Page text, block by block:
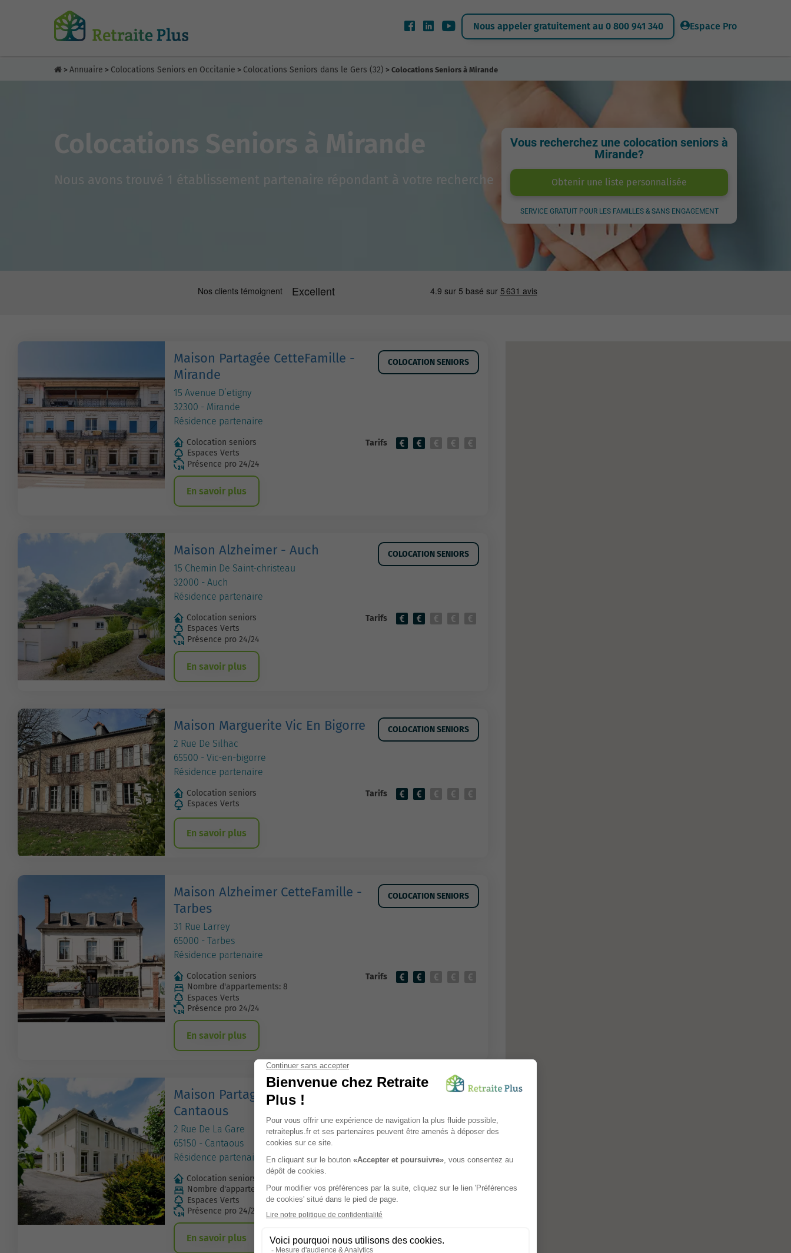
Nous appeler gratuitement au 0 800 941 340 Espace Pro
> Annuaire > Colocations Seniors en Occitanie > Colocations Seniors dans le Gers (32) > Colocations Seniors à Mirande
Colocations Seniors à Mirande
Nous avons trouvé 1 établissement partenaire répondant à votre recherche
Vous recherchez une colocation seniors à
Mirande?
Obtenir une liste personnalisée
SERVICE GRATUIT POUR LES FAMILLES & SANS ENGAGEMENT
Maison Partagée CetteFamille -
Mirande
15 Avenue D’etigny
32300 - Mirande
Résidence partenaire
COLOCATION SENIORS
Colocation seniors
Espaces Verts
Présence pro 24/24
Tarifs
En savoir plus
Maison Alzheimer - Auch
15 Chemin De Saint-christeau
32000 - Auch
Résidence partenaire
COLOCATION SENIORS
Colocation seniors
Espaces Verts
Présence pro 24/24
Tarifs
En savoir plus
Maison Marguerite Vic En Bigorre
2 Rue De Silhac
65500 - Vic-en-bigorre
Résidence partenaire
COLOCATION SENIORS
Colocation seniors
Espaces Verts
Tarifs
En savoir plus
Maison Alzheimer CetteFamille -
Tarbes
31 Rue Larrey
65000 - Tarbes
Résidence partenaire
COLOCATION SENIORS
Colocation seniors
Nombre d'appartements: 8
Espaces Verts
Présence pro 24/24
Tarifs
En savoir plus
Maison Partagée CetteFamille -
Cantaous
2 Rue De La Gare
65150 - Cantaous
Résidence partenaire
Colocation seniors
Nombre d'appartements: 8
Espaces Verts
Présence pro 24/24
En savoir plus